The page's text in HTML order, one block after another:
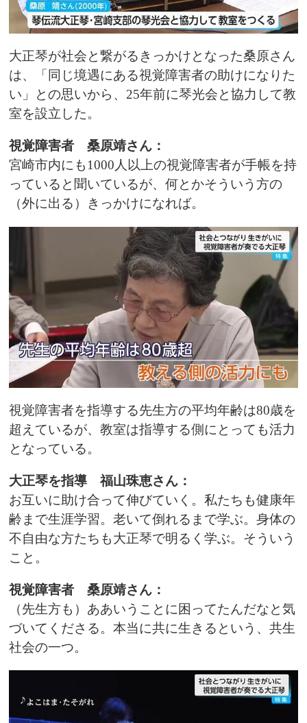
大正琴が社会と繋がるきっかけとなった桑原さん
は、「同じ境遇にある視覚障害者の助けになりた
い」との思いから、25年前に琴光会と協力して教
室を設立した。
視覚障害者 桑原靖さん：
宮崎市内にも1000人以上の視覚障害者が手帳を持
っていると聞いているが、何とかそういう方の
（外に出る）きっかけになれば。
視覚障害者を指導する先生方の平均年齢は80歳を
超えているが、教室は指導する側にとっても活力
となっている。
大正琴を指導 福山珠恵さん：
お互いに助け合って伸びていく。私たちも健康年
齢まで生涯学習。老いて倒れるまで学ぶ。身体の
不自由な方たちも大正琴で明るく学ぶ。そういう
こと。
視覚障害者 桑原靖さん：
（先生方も）ああいうことに困ってたんだなと気
づいてくださる。本当に共に生きるという、共生
社会の一つ。